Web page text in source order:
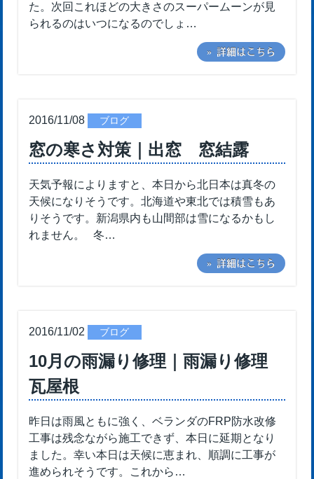
た。次回これほどの大きさのスーパームーンが見
られるのはいつになるのでしょ…
» 詳細はこちら
2016/11/08 ブログ
窓の寒さ対策｜出窓 窓結露
天気予報によりますと、本日から北日本は真冬の
天候になりそうです。北海道や東北では積雪もあ
りそうです。新潟県内も山間部は雪になるかもし
れません。 冬…
» 詳細はこちら
2016/11/02 ブログ
10月の雨漏り修理｜雨漏り修理
瓦屋根
昨日は雨風ともに強く、ベランダのFRP防水改修
工事は残念ながら施工できず、本日に延期となり
ました。幸い本日は天候に恵まれ、順調に工事が
進められそうです。これから…